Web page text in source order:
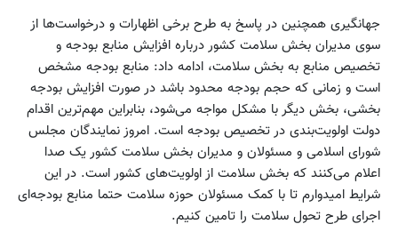
جهانگیری همچنین در پاسخ به طرح برخی اظهارات و درخواست‌ها از
سوی مدیران بخش سلامت کشور درباره افزایش منابع بودجه و
تخصیص منابع به بخش سلامت، ادامه داد: منابع بودجه مشخص
است و زمانی که حجم بودجه محدود باشد در صورت افزایش بودجه
بخشی، بخش دیگر با مشکل مواجه می‌شود، بنابراین مهم‌ترین اقدام
دولت اولویت‌بندی در تخصیص بودجه است. امروز نمایندگان مجلس
شورای اسلامی و مسئولان و مدیران بخش سلامت کشور یک صدا
اعلام می‌کنند که بخش سلامت از اولویت‌های کشور است. در این
شرایط امیدوارم تا با کمک مسئولان حوزه سلامت حتما منابع بودجه‌ای
اجرای طرح تحول سلامت را تامین کنیم.